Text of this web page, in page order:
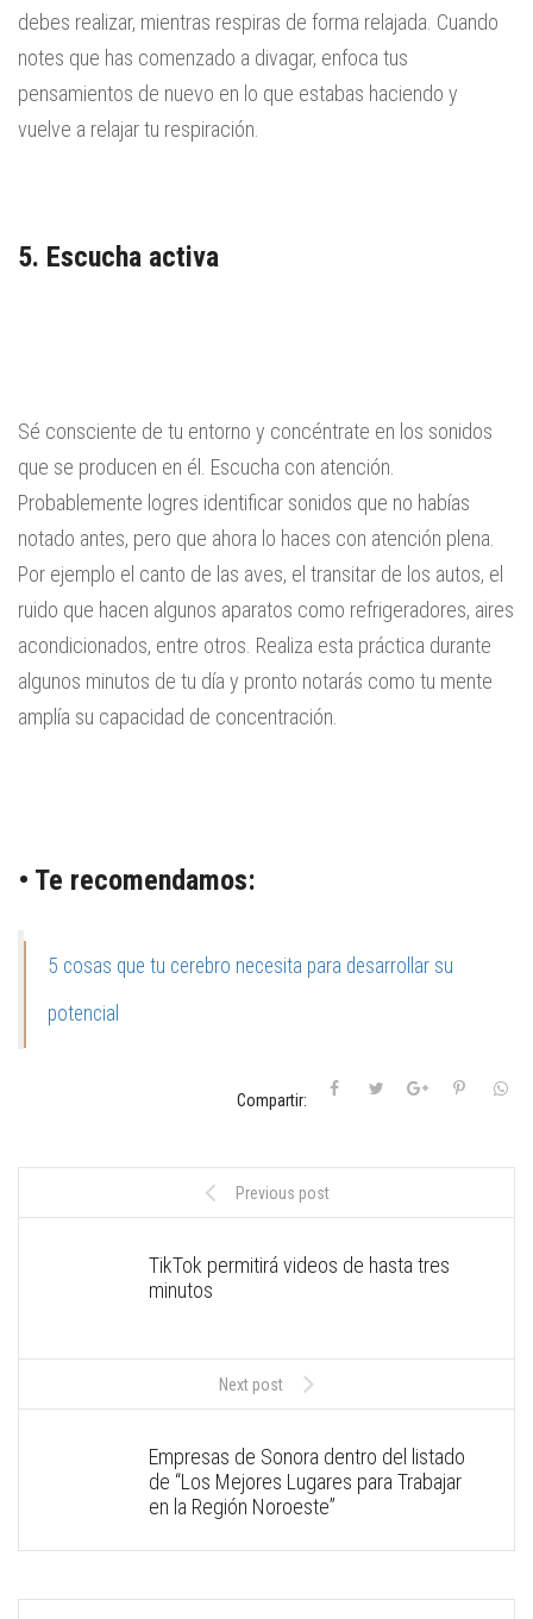
debes realizar, mientras respiras de forma relajada. Cuando
notes que has comenzado a divagar, enfoca tus
pensamientos de nuevo en lo que estabas haciendo y
vuelve a relajar tu respiración.
5. Escucha activa
Sé consciente de tu entorno y concéntrate en los sonidos
que se producen en él. Escucha con atención.
Probablemente logres identificar sonidos que no habías
notado antes, pero que ahora lo haces con atención plena.
Por ejemplo el canto de las aves, el transitar de los autos, el
ruido que hacen algunos aparatos como refrigeradores, aires
acondicionados, entre otros. Realiza esta práctica durante
algunos minutos de tu día y pronto notarás como tu mente
amplía su capacidad de concentración.
• Te recomendamos:
5 cosas que tu cerebro necesita para desarrollar su
potencial
Compartir:
Previous post
TikTok permitirá videos de hasta tres
minutos
Next post
Empresas de Sonora dentro del listado
de “Los Mejores Lugares para Trabajar
en la Región Noroeste”